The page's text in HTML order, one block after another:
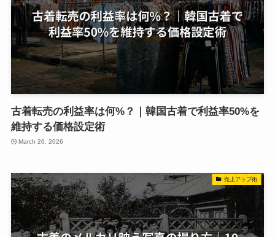
古着転売の利益率は何%？｜韓国古着で利益率50%を
維持する価格設定術
March 26, 2026
売上アップ術